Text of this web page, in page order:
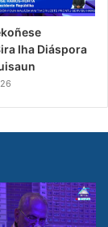
Iha Diáspora